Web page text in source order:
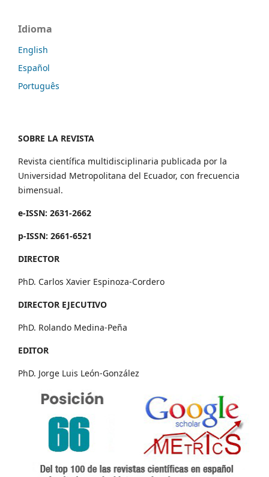
Idioma
English
Español
Português
SOBRE LA REVISTA
Revista científica multidisciplinaria publicada por la
Universidad Metropolitana del Ecuador, con frecuencia
bimensual.
e-ISSN: 2631-2662
p-ISSN: 2661-6521
DIRECTOR
PhD. Carlos Xavier Espinoza-Cordero
DIRECTOR EJECUTIVO
PhD. Rolando Medina-Peña
EDITOR
PhD. Jorge Luis León-González